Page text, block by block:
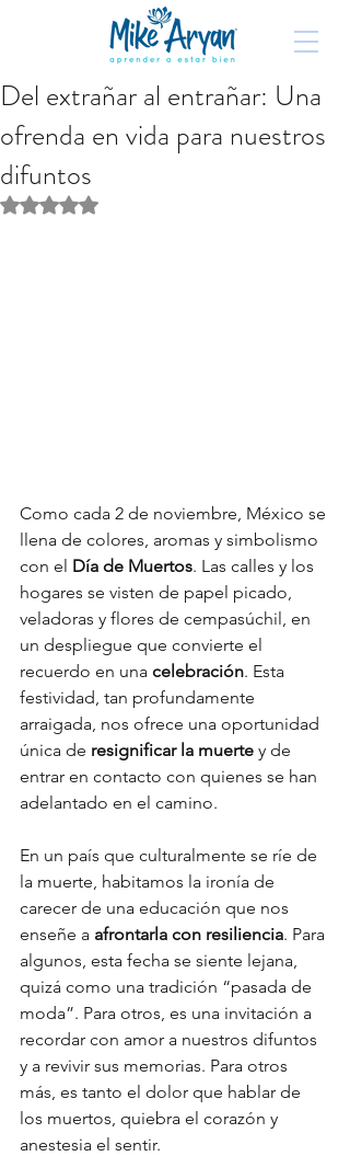
Del extrañar al entrañar: Una
ofrenda en vida para nuestros
difuntos
Obtuvo NaN de 5 estrellas.
Como cada 2 de noviembre, México se
llena de colores, aromas y simbolismo
con el Día de Muertos. Las calles y los
hogares se visten de papel picado,
veladoras y flores de cempasúchil, en
un despliegue que convierte el
recuerdo en una celebración. Esta
festividad, tan profundamente
arraigada, nos ofrece una oportunidad
única de resignificar la muerte y de
entrar en contacto con quienes se han
adelantado en el camino.
En un país que culturalmente se ríe de
la muerte, habitamos la ironía de
carecer de una educación que nos
enseñe a afrontarla con resiliencia. Para
algunos, esta fecha se siente lejana,
quizá como una tradición “pasada de
moda”. Para otros, es una invitación a
recordar con amor a nuestros difuntos
y a revivir sus memorias. Para otros
más, es tanto el dolor que hablar de
los muertos, quiebra el corazón y
anestesia el sentir.